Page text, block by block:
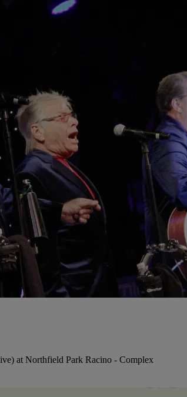
at Northfield Park Racino - Complex